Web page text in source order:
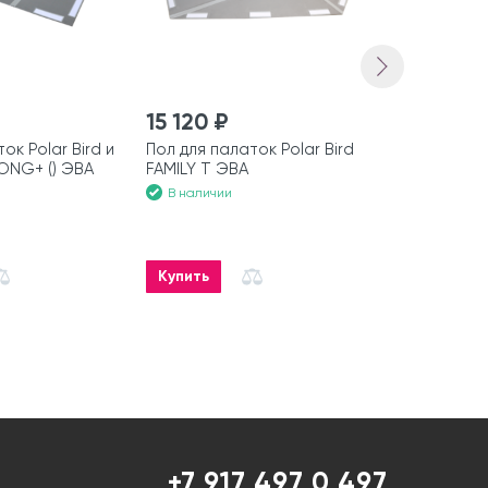
Polar Bird и
() ЭВА
15 120 ₽
Пол для палаток Polar Bird
FAMILY T ЭВА
В наличии
Купить